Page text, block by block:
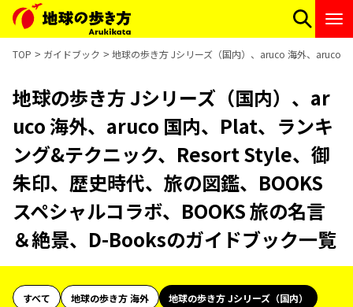
TOP ガイドブック 地球の歩き方 Jシリーズ（国内）、aruco 海外、aruco
地球の歩き方 Jシリーズ（国内）、ar
uco 海外、aruco 国内、Plat、ランキ
ング&テクニック、Resort Style、御
朱印、歴史時代、旅の図鑑、BOOKS
スペシャルコラボ、BOOKS 旅の名言
＆絶景、D-Booksのガイドブック一覧
すべて 地球の歩き方 海外
地球の歩き方 Jシリーズ（国内）